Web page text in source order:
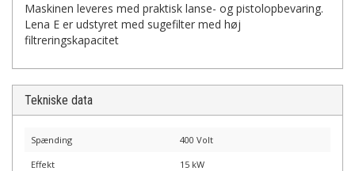
Maskinen leveres med praktisk lanse- og pistolopbevaring.
Lena E er udstyret med sugefilter med høj
filtreringskapacitet
Tekniske data
Spænding 400 Volt
Effekt 15 kW